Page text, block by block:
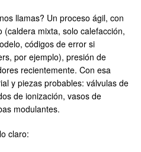
llamas? Un proceso ágil, con
mixta, solo calefacción,
códigos de error si
por ejemplo), presión de
recientemente. Con esa
y piezas probables: válvulas de
de ionización, vasos de
modulantes.
claro: